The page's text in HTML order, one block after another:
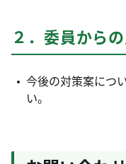
２．委員から
今後の対策案につ
い。